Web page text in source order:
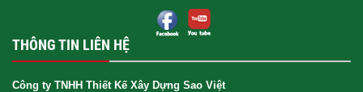
THÔNG TIN LIÊN HỆ
Công ty TNHH Thiết Kế Xây Dựng Sao Việt